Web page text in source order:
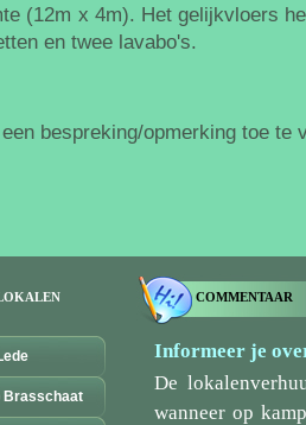
(12m x 4m). Het gelijkvloers
en twee lavabo's.
bespreking/opmerking toe te
Brasschaat
COMMENTAAR
Informeer je
De
wanneer op